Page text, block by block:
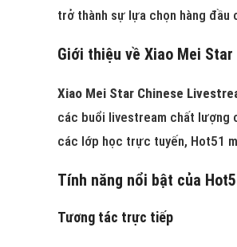
trở thành sự lựa chọn hàng đầu
Giới thiệu về Xiao Mei
Xiao Mei Star Chinese
các buổi livestream chất lượng
các lớp học trực tuyến, Hot51
Tính năng nổi bật của
Tương tác trực tiếp